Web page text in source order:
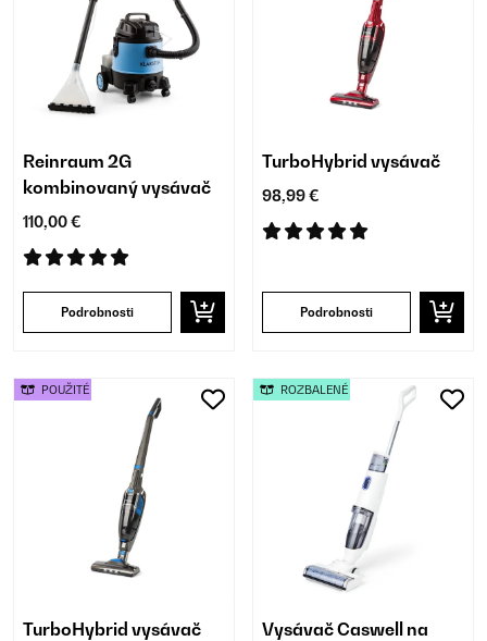
Reinraum 2G
kombinovaný vysávač
110,00 €
Podrobnosti
TurboHybrid vysávač
98,99 €
Podrobnosti
TurboHybrid vysávač
POUŽITÉ
Vysávač Caswell na
ROZBALENÉ